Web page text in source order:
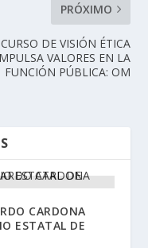
PRÓXIMO
CURSO DE VISIÓN ÉTICA
VALORES EN LA
FUNCIÓN PÚBLICA: OM
CARDONA
ESTATAL DE